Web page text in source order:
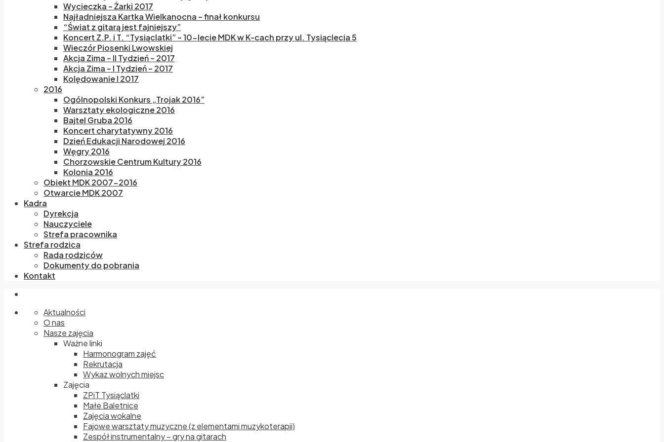
Wycieczka – Żarki 2017
Najładniejsza Kartka Wielkanocna – finał konkursu
“Świat z gitarą jest fajniejszy”
Koncert Z.P. i T. “Tysiąclatki” – 10-lecie MDK w K-cach przy ul. Tysiąclecia 5
Wieczór Piosenki Lwowskiej
Akcja Zima – II Tydzień – 2017
Akcja Zima – I Tydzień – 2017
Kolędowanie I 2017
2016
Ogólnopolski Konkurs „Trojak 2016”
Warsztaty ekologiczne 2016
Bajtel Gruba 2016
Koncert charytatywny 2016
Dzień Edukacji Narodowej 2016
Węgry 2016
Chorzowskie Centrum Kultury 2016
Kolonia 2016
Obiekt MDK 2007-2016
Otwarcie MDK 2007
Kadra
Dyrekcja
Nauczyciele
Strefa pracownika
Strefa rodzica
Rada rodziców
Dokumenty do pobrania
Kontakt
Aktualności
O nas
Nasze zajęcia
Ważne linki
Harmonogram zajęć
Rekrutacja
Wykaz wolnych miejsc
Zajęcia
ZPiT Tysiąclatki
Małe Baletnice
Zajęcia wokalne
Fajowe warsztaty muzyczne (z elementami muzykoterapii)
Zespół instrumentalny – gry na gitarach